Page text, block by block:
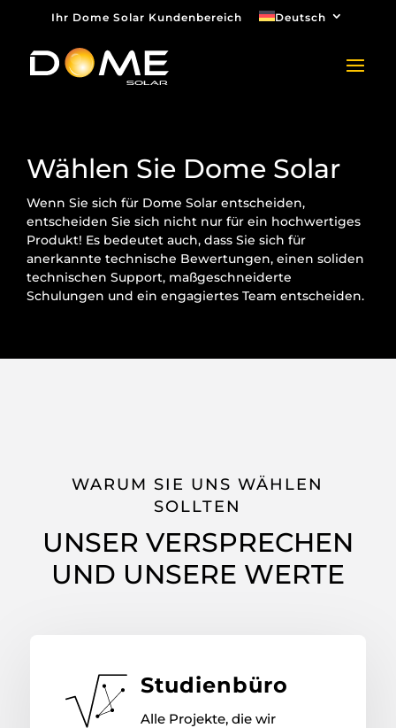
Ihr Dome Solar Kundenbereich Deutsch
Wählen Sie Dome Solar
Wenn Sie sich für Dome Solar entscheiden,
entscheiden Sie sich nicht nur für ein hochwertiges
Produkt! Es bedeutet auch, dass Sie sich für
anerkannte technische Bewertungen, einen soliden
technischen Support, maßgeschneiderte
Schulungen und ein engagiertes Team entscheiden.
WARUM SIE UNS WÄHLEN
SOLLTEN
UNSER VERSPRECHEN
UND UNSERE WERTE
Studienbüro
Alle Projekte, die wir